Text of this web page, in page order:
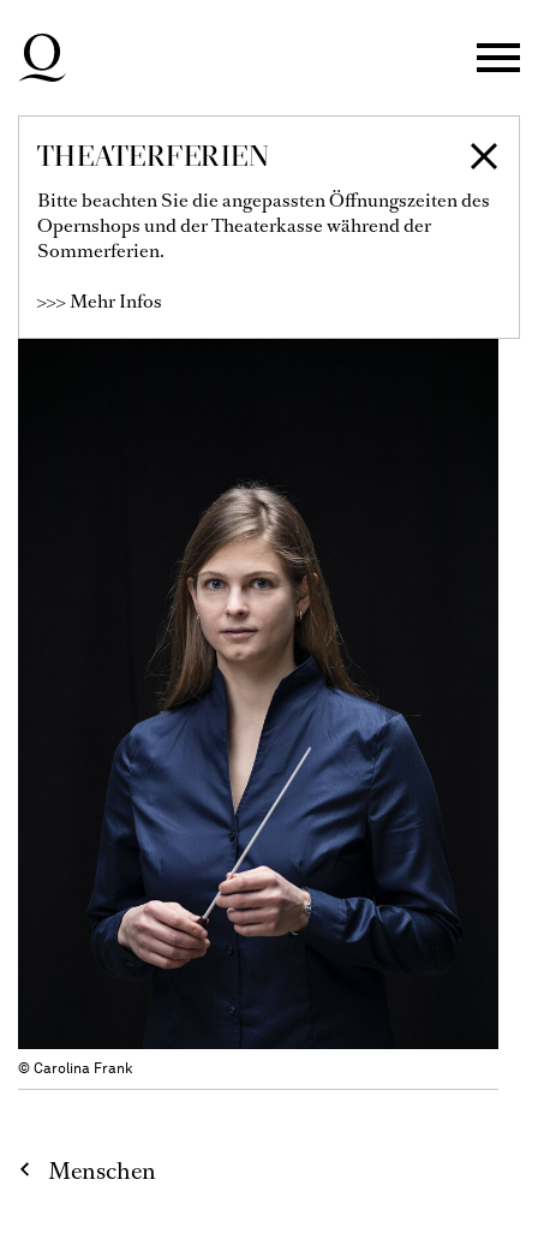
Zur Hauptnavigation springen
Zum Hauptinhalt springen
Zum Footer springen
THEATERFERIEN
Bitte beachten Sie die angepassten Öffnungszeiten des
Opernshops und der Theaterkasse während der
Sommerferien.
>>> Mehr Infos
KATHARINA
MÜLLNER
© Carolina Frank
Menschen